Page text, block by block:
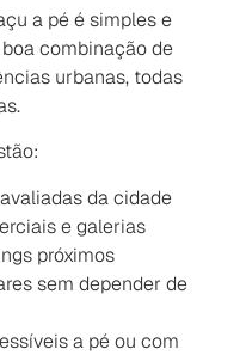
a pé é simples e
combinação de
urbanas, todas
da cidade
e galerias
próximos
sem depender de
a pé ou com